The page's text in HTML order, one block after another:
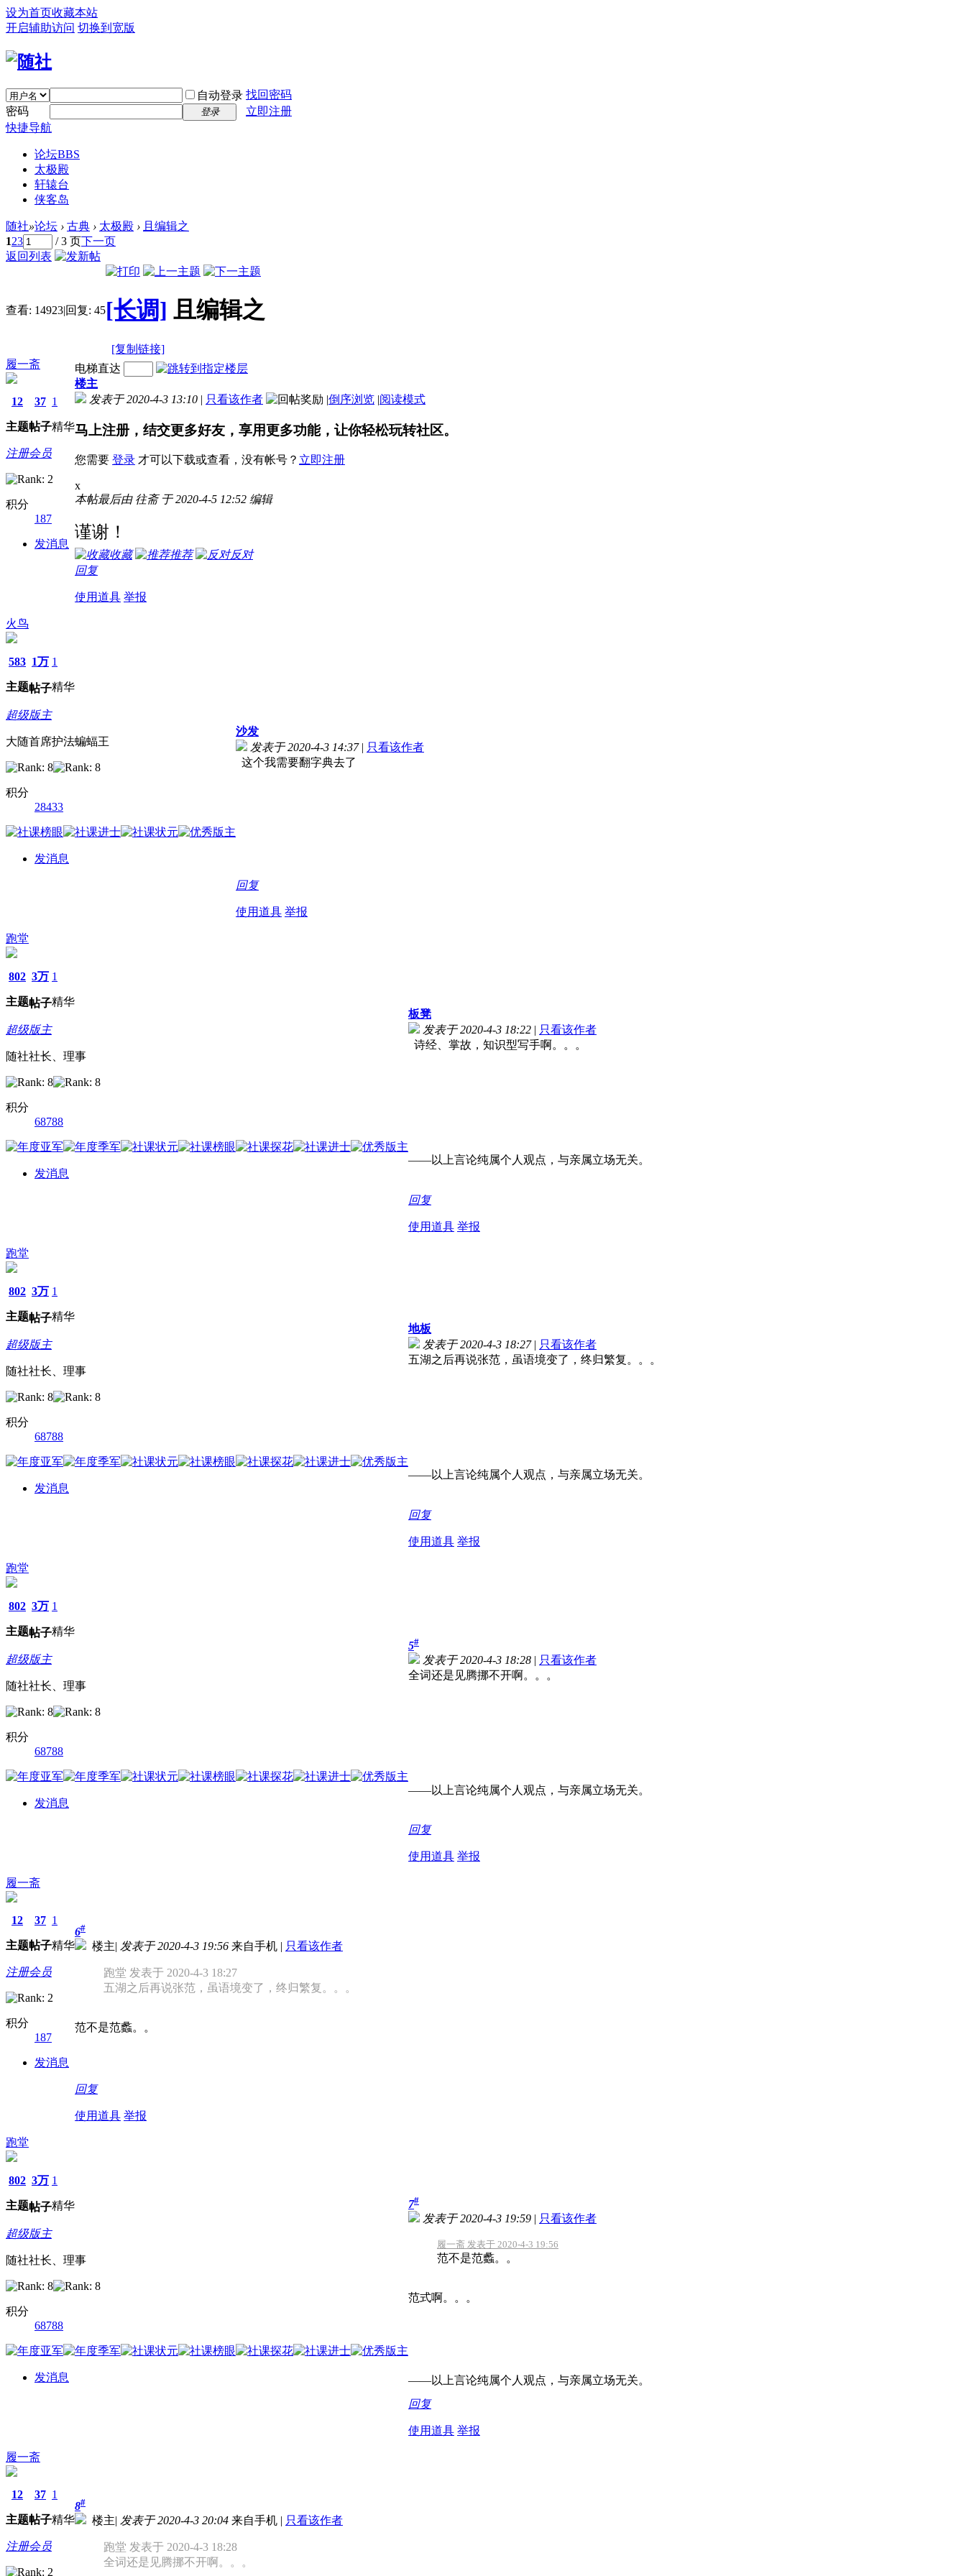
设为首页收藏本站
开启辅助访问 切换到宽版
自动登录 找回密码
密码
登录
立即注册
快捷导航
论坛BBS
太极殿
轩辕台
侠客岛
随社»论坛 › 古典 › 太极殿 › 且编辑之
123 / 3 页下一页
返回列表
查看: 14923|回复: 45[长调] 且编辑之
[复制链接]
履一斋
12
主题
37
帖子
1
精华
注册会员
积分
187
发消息
电梯直达
楼主
发表于 2020-4-3 13:10 | 只看该作者 |倒序浏览 |阅读模式
马上注册，结交更多好友，享用更多功能，让你轻松玩转社区。
您需要 登录 才可以下载或查看，没有帐号？ 立即注册
x
本帖最后由 往斋 于 2020-4-5 12:52 编辑
谨谢！
收藏 推荐
反对
回复
使用道具 举报
火鸟
583
主题
1万
帖子
1
精华
超级版主
大随首席护法蝙蝠王
积分
28433
发消息
沙发
发表于 2020-4-3 14:37 | 只看该作者
这个我需要翻字典去了
回复
使用道具 举报
跑堂
802
主题
3万
帖子
1
精华
超级版主
随社社长、理事
积分
68788
发消息
板凳
发表于 2020-4-3 18:22 | 只看该作者
诗经、掌故，知识型写手啊。。。
——以上言论纯属个人观点，与亲属立场无关。
回复
使用道具 举报
跑堂
802
主题
3万
帖子
1
精华
超级版主
随社社长、理事
积分
68788
发消息
地板
发表于 2020-4-3 18:27 | 只看该作者
五湖之后再说张范，虽语境变了，终归繁复。。。
——以上言论纯属个人观点，与亲属立场无关。
回复
使用道具 举报
跑堂
802
主题
3万
帖子
1
精华
超级版主
随社社长、理事
积分
68788
发消息
5#
发表于 2020-4-3 18:28 | 只看该作者
全词还是见腾挪不开啊。。。
——以上言论纯属个人观点，与亲属立场无关。
回复
使用道具 举报
履一斋
12
主题
37
帖子
1
精华
注册会员
积分
187
发消息
6#
楼主| 发表于 2020-4-3 19:56 来自手机 | 只看该作者
跑堂 发表于 2020-4-3 18:27
五湖之后再说张范，虽语境变了，终归繁复。。。
范不是范蠡。。
回复
使用道具 举报
跑堂
802
主题
3万
帖子
1
精华
超级版主
随社社长、理事
积分
68788
发消息
7#
发表于 2020-4-3 19:59 | 只看该作者
履一斋 发表于 2020-4-3 19:56
范不是范蠡。。
范式啊。。。
——以上言论纯属个人观点，与亲属立场无关。
回复
使用道具 举报
履一斋
12
主题
37
帖子
1
精华
注册会员
8#
楼主| 发表于 2020-4-3 20:04 来自手机 | 只看该作者
跑堂 发表于 2020-4-3 18:28
全词还是见腾挪不开啊。。。